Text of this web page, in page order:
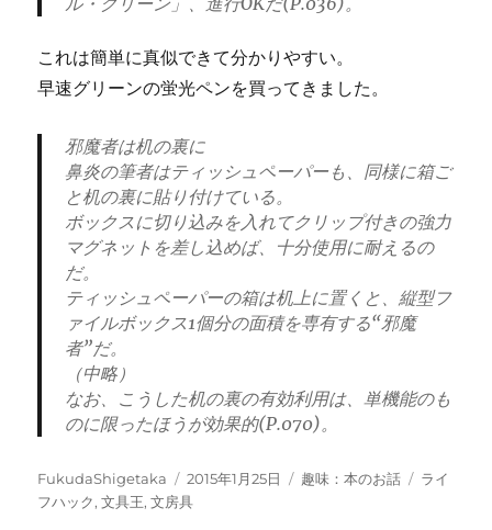
これは簡単に真似できて分かりやすい。
早速グリーンの蛍光ペンを買ってきました。
邪魔者は机の裏に
鼻炎の筆者はティッシュペーパーも、同様に箱ご
と机の裏に貼り付けている。
ボックスに切り込みを入れてクリップ付きの強力
マグネットを差し込めば、十分使用に耐えるの
だ。
ティッシュペーパーの箱は机上に置くと、縦型フ
ァイルボックス1個分の面積を専有する“邪魔
者”だ。
（中略）
なお、こうした机の裏の有効利用は、単機能のも
のに限ったほうが効果的(P.070)。
投
稿
FukudaShigetaka
投
稿
2015年1月25日
カ
趣味：本のお話
タ
ライ
フハック,文具王,文房具